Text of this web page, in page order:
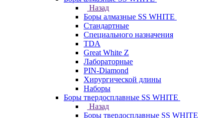
Назад
Боры алмазные SS WHITE
Стандартные
Специального назначения
TDA
Great White Z
Лабораторные
PIN-Diamond
Хирургической длины
Наборы
Боры твердосплавные SS WHITE
Назад
Боры твердосплавные SS WHITE